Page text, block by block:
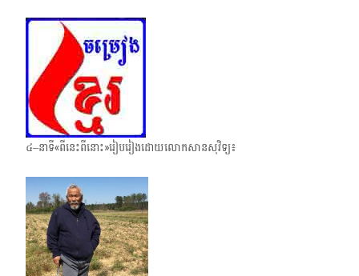
៤–នាទី«ពីនេះពីនោះ»រៀបរៀងដោយលោកសានសុវិទ្យ៖